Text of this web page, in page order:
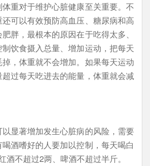
重对于维护心脏健康至关重要。不
可以有效预防高血压、糖尿病和高
胖，最根本的原因在于吃得太多、
饮食摄入总量、增加运动，把每天
，体重就不会增加。如果每天运动
过每天吃进去的能量，体重就会减
显著增加发生心脏病的风险，需要
酒嗜好的人要加以控制，每天喝白
酒不超过2两、啤酒不超过半斤。